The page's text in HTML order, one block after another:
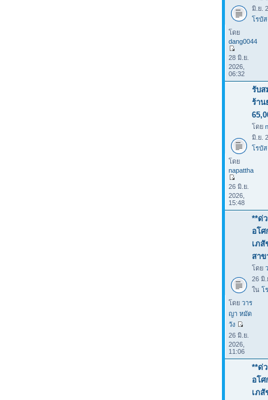
มิ.ย.
โรบั
โดย
dang0044
28 มิ.ย.
2026,
06:32
รับส
ร้าน
โดย
มิ.ย.
โรบั
โดย
napattha
26 มิ.ย.
2026,
15:48
**ด่
อโ
เภสั
สาข
โดย
26 มิ.
ใน โ
โดย วาร
ญา หมัด
วัง
26 มิ.ย.
2026,
11:06
**ด่
อโ
เภสั